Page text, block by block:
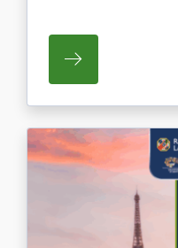
SU REGIONE